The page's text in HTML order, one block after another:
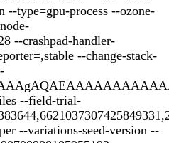
type=gpu-process --ozone-
--crashpad-handler-
--change-stack-
--field-trial-
--variations-seed-version --